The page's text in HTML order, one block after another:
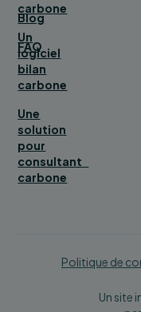
carbone
Un
logiciel
bilan
carbone
Une
solution
pour
consultant
carbone
Blog
FAQ
Politique de
Un site